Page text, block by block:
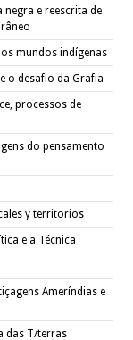
e reescrita de
mundos indígenas
o desafio da Grafia
processos de
do pensamento
y territorios
e a Técnica
Ameríndias e
das T/terras